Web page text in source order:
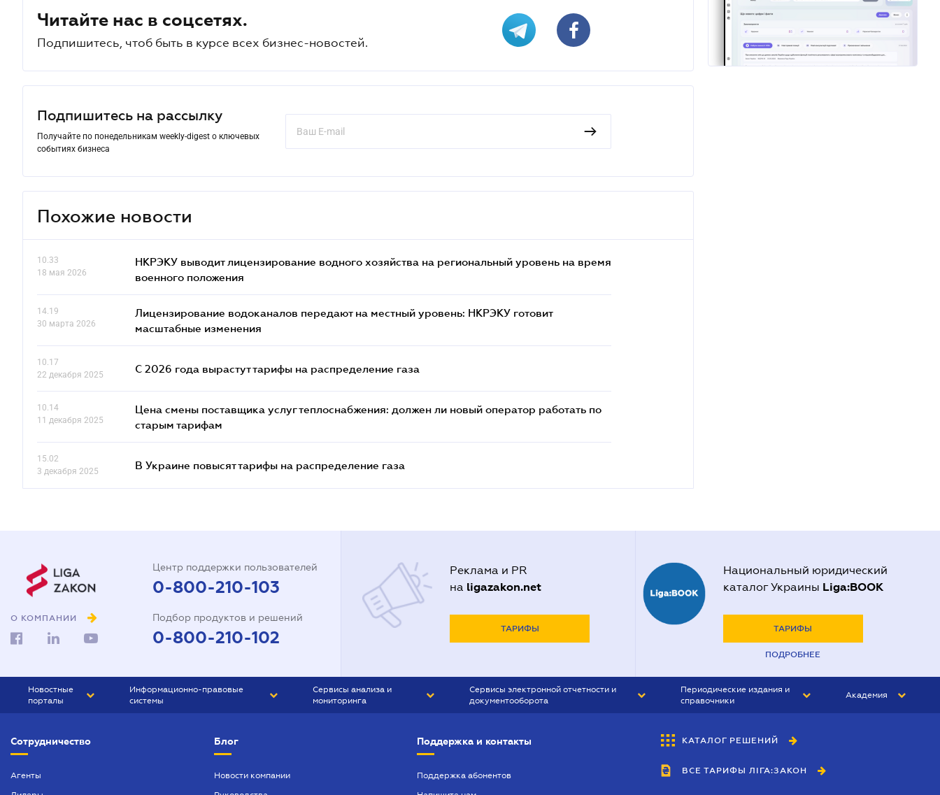
Читайте нас в соцсетях.
Подпишитесь, чтоб быть в курсе всех бизнес-новостей.
Подпишитесь на рассылку
Получайте по понедельникам weekly-digest о ключевых
событиях бизнеса
Похожие новости
10.33
18 мая 2026
НКРЭКУ выводит лицензирование водного хозяйства на региональный уровень на время
военного положения
14.19
30 марта 2026
Лицензирование водоканалов передают на местный уровень: НКРЭКУ готовит
масштабные изменения
10.17
22 декабря 2025
С 2026 года вырастут тарифы на распределение газа
10.14
11 декабря 2025
Цена смены поставщика услуг теплоснабжения: должен ли новый оператор работать по
старым тарифам
15.02
3 декабря 2025
В Украине повысят тарифы на распределение газа
О КОМПАНИИ
Центр поддержки пользователей
0-800-210-103
Подбор продуктов и решений
0-800-210-102
Реклама и PR
на ligazakon.net
ТАРИФЫ
Национальный юридический
каталог Украины Liga:BOOK
ТАРИФЫ
ПОДРОБНЕЕ
Новостные
порталы
БИЗНЕС
Информационно-правовые
системы
Сервисы анализа и
мониторинга
Сервисы электронной отчетности и
документооборота
Периодические издания и
справочники
БУХГАЛТЕР&ЗАКОН
ВЕСТНИК МСФО
Академия
Сотрудничество
Агенты
Блог
Новости компании
Поддержка и контакты
Поддержка абонентов
КАТАЛОГ РЕШЕНИЙ
ВСЕ ТАРИФЫ ЛІГА:ЗАКОН